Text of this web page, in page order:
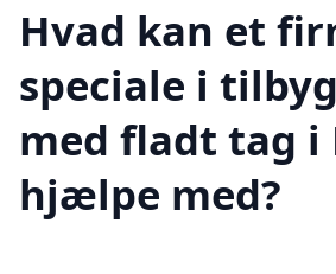
Hvad kan et
speciale i
med fladt tag i
hjælpe med?